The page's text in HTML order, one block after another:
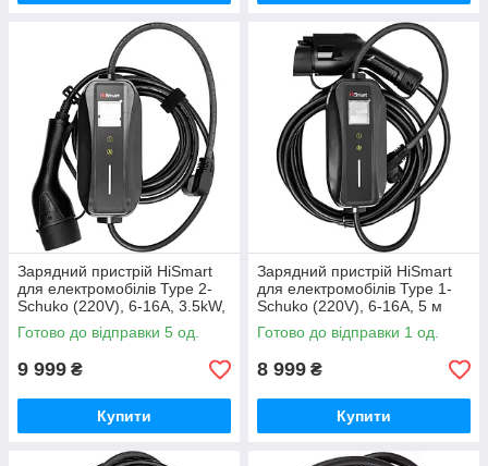
Зарядний пристрій HiSmart
для електромобілів Type 2-
Schuko (220V), 6-16A, 3.5kW,
1-фазний, 5м
Готово до відправки 5 од.
9 999 ₴
Купити
Зарядний пристрій HiSmart
для електромобілів Type 1-
Schuko (220V), 6-16A, 5 м
Готово до відправки 1 од.
8 999 ₴
Купити